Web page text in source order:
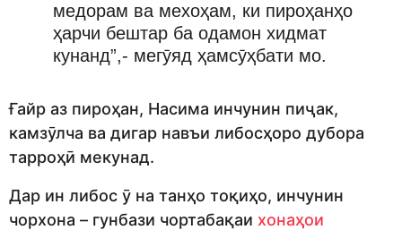
медорам ва мехоҳам, ки пироҳанҳо
ҳарчи бештар ба одамон хидмат
кунанд”,- мегӯяд ҳамсӯҳбати мо.
Ғайр аз пироҳан, Насима инчунин пиҷак,
камзӯлча ва дигар навъи либосҳоро дубора
тарроҳӣ мекунад.
Дар ин либос ӯ на танҳо тоқиҳо, инчунин
чорхона – гунбази чортабақаи хонаҳои